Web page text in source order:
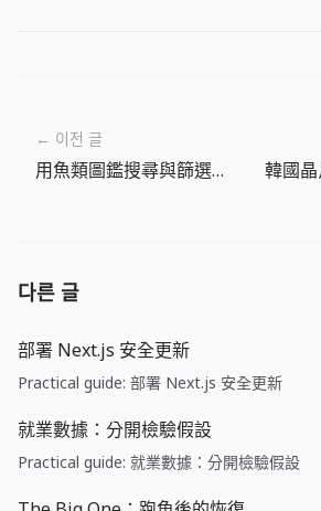
← 이전 글
用魚類圖鑑搜尋與篩選選出下一個目標
다른 글
部署 Next.js 安全更新
Practical guide: 部署 Next.js 安全更新
就業數據：分開檢驗假設
Practical guide: 就業數據：分開檢驗假設